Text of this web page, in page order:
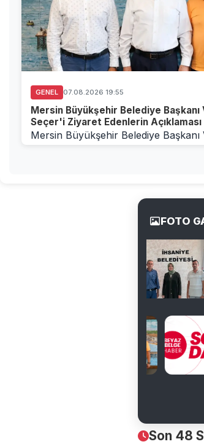
GENEL 07.08.2026 19:55
Mersin Büyükşehir Belediye Başkanı
Seçer'i Ziyaret Edenlerin Açıklaması
Mersin Büyükşehir Belediye Başkanı
FOTO
Son 48